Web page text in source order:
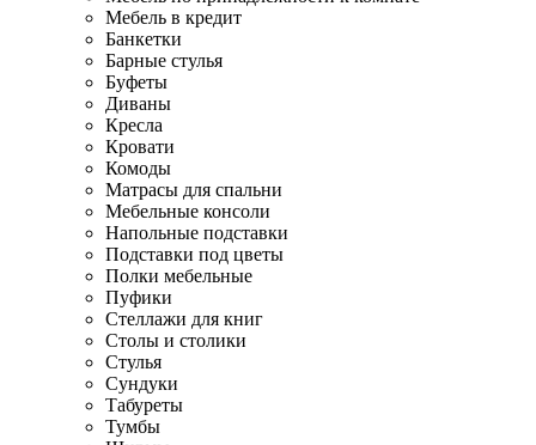
Мебель в кредит
Банкетки
Барные стулья
Буфеты
Диваны
Кресла
Кровати
Комоды
Матрасы для спальни
Мебельные консоли
Напольные подставки
Подставки под цветы
Полки мебельные
Пуфики
Стеллажи для книг
Столы и столики
Стулья
Сундуки
Табуреты
Тумбы